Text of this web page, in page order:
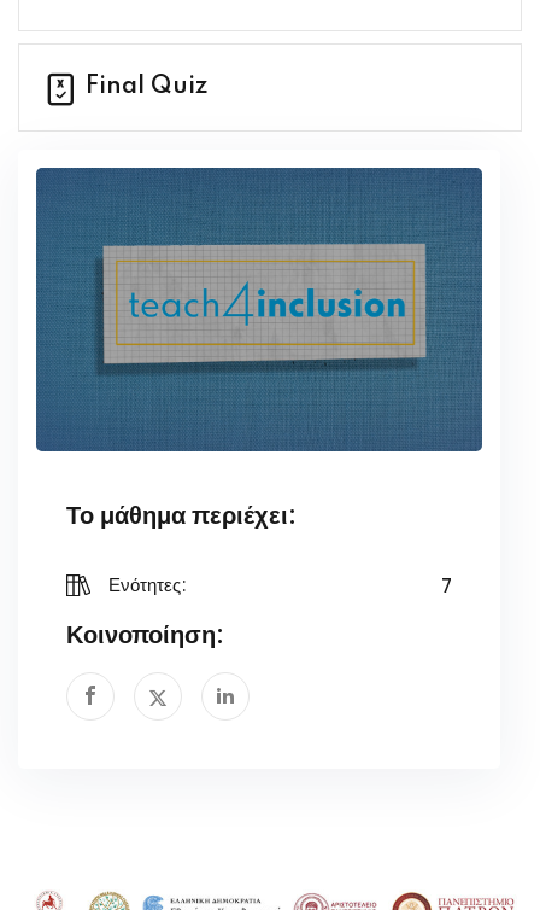
Σημεία αναστοχασμού
Final Quiz
Το μάθημα περιέχει:
Ενότητες: 7
Κοινοποίηση: